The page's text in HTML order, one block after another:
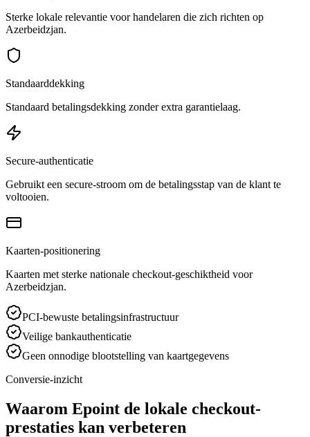
Sterke lokale relevantie voor handelaren die zich richten op
Azerbeidzjan.
Standaarddekking
Standaard betalingsdekking zonder extra garantielaag.
Secure-authenticatie
Gebruikt een secure-stroom om de betalingsstap van de klant te
voltooien.
Kaarten-positionering
Kaarten met sterke nationale checkout-geschiktheid voor
Azerbeidzjan.
PCI-bewuste betalingsinfrastructuur
Veilige bankauthenticatie
Geen onnodige blootstelling van kaartgegevens
Conversie-inzicht
Waarom Epoint de lokale checkout-
prestaties kan verbeteren